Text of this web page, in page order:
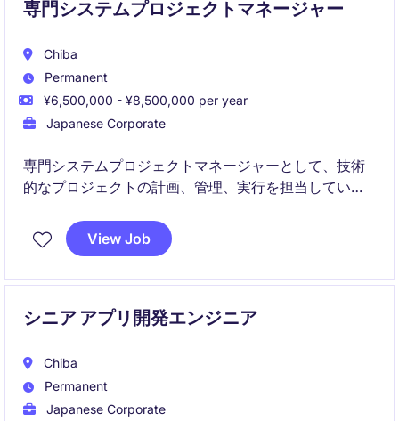
専門システムプロジェクトマネージャー
Chiba
Permanent
¥6,500,000 - ¥8,500,000 per year
Japanese Corporate
専門システムプロジェクトマネージャーとして、技術
的なプロジェクトの計画、管理、実行を担当していた
て、技術分野の成長に貢献する重要なポジションで
す。
View Job
シニア アプリ開発エンジニア
Chiba
Permanent
Japanese Corporate